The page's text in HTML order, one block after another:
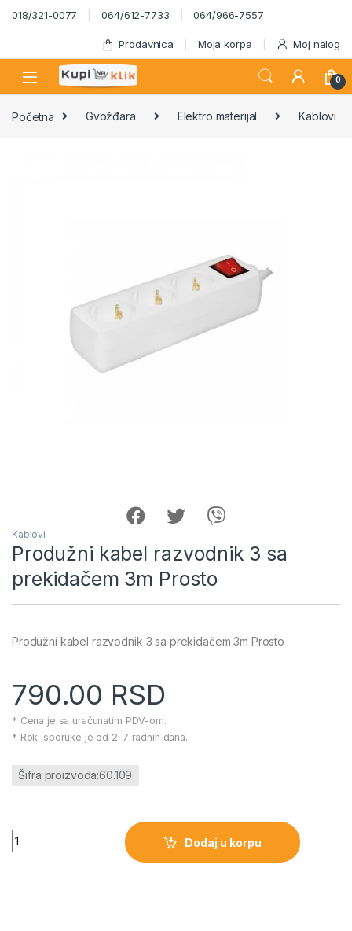
Skip to navigation
Skip to content
018/321-0077 064/612-7733 064/966-7557
Prodavnica Moja korpa Moj nalog
0
Početna Gvožđara Elektro materijal Kablovi
Kablovi
Produžni kabel razvodnik 3 sa
prekidačem 3m Prosto
Produžni kabel razvodnik 3 sa prekidačem 3m Prosto
790.00 RSD
* Cena je sa uračunatim PDV-om.
* Rok isporuke je od 2-7 radnih dana.
Šifra proizvoda:60.109
Produžni kabel razvodnik 3 sa prekidačem 3m Prosto količina
Dodaj u korpu